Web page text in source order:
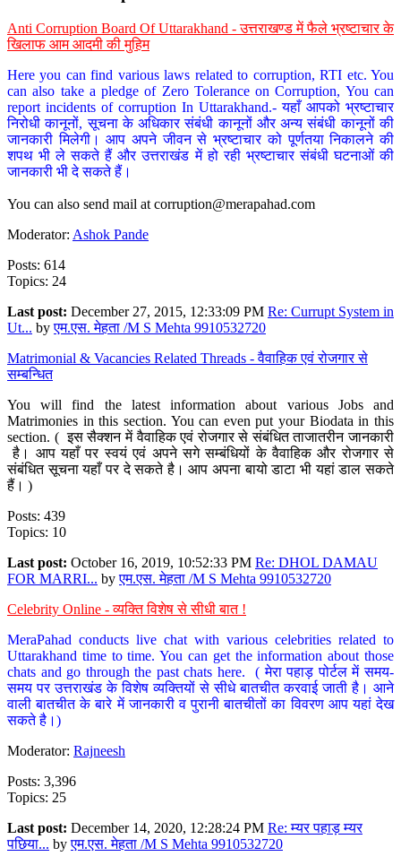
Anti Corruption Board Of Uttarakhand - उत्तराखण्ड में फैले भ्रष्टाचार के
खिलाफ आम आदमी की मुहिम
Here you can find various laws related to corruption, RTI etc. You
can also take a pledge of Zero Tolerance on Corruption, You can
report incidents of corruption In Uttarakhand.- यहाँ आपको भ्रष्टाचार
निरोधी कानूनों, सूचना के अधिकार संबंधी कानूनों और अन्य संबंधी कानूनों की
जानकारी मिलेगी। आप अपने जीवन से भ्रष्टाचार को पूर्णतया निकालने की
शपथ भी ले सकते हैं और उत्तराखंड में हो रही भ्रष्टाचार संबंधी घटनाओं की
जानकारी भी दे सकते हैं।
You can also send mail at corruption@merapahad.com
Moderator: Ashok Pande
Posts: 614
Topics: 24
Last post: December 27, 2015, 12:33:09 PM Re: Currupt System in
Ut... byएम.एस. मेहता /M S Mehta 9910532720
Matrimonial & Vacancies Related Threads - वैवाहिक एवं रोजगार से
सम्बन्धित
You will find the latest information about various Jobs and
Matrimonies in this section. You can even put your Biodata in this
section. ( इस सैक्शन में वैवाहिक एवं रोजगार से संबंधित ताजातरीन जानकारी
है। आप यहाँ पर स्वयं एवं अपने सगे सम्बंधियों के वैवाहिक और रोजगार से
संबंधित सूचना यहाँ पर दे सकते है। आप अपना बायो डाटा भी यहां डाल सकते
हैं। )
Posts: 439
Topics: 10
Last post: October 16, 2019, 10:52:33 PM Re: DHOL DAMAU
FOR MARRI... byएम.एस. मेहता /M S Mehta 9910532720
Celebrity Online - व्यक्ति विशेष से सीधी बात !
MeraPahad conducts live chat with various celebrities related to
Uttarakhand time to time. You can get the information about those
chats and go through the past chats here. ( मेरा पहाड़ पोर्टल में समय-
समय पर उत्तराखंड के विशेष व्यक्तियों से सीधे बातचीत करवाई जाती है। आने
वाली बातचीत के बारे में जानकारी व पुरानी बातचीतों का विवरण आप यहां देख
सकते है।)
Moderator: Rajneesh
Posts: 3,396
Topics: 25
Last post: December 14, 2020, 12:28:24 PM Re: म्यर पहाड़ म्यर
पछिया... byएम.एस. मेहता /M S Mehta 9910532720